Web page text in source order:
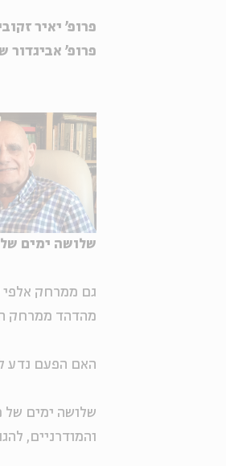
פרופ' יאיר
פרופ' אביגדור
שלושה ימים של
גם ממרחק אלפי
מהדהד ממרחק
האם הפעם נדע
שלושה ימים של
והמודרניים,